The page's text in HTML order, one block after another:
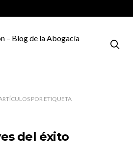
PORETIQUETA
del éxito